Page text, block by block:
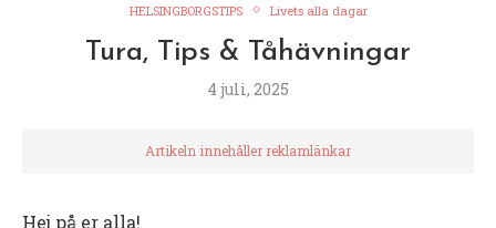
HELSINGBORGSTIPS Livets alla dagar
Tura, Tips & Tåhävningar
4 juli, 2025
Artikeln innehåller reklamlänkar
Hej på er alla!